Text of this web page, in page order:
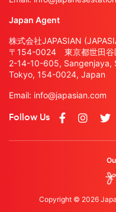
Japan Agent
株式会社JAPASIAN
〒154-0024 東京都世田谷
2-14-10-605, Sangenjaya,
Tokyo, 154-0024, Japan
Email: info@japasian.com
Follow Us
Copyright © 2026